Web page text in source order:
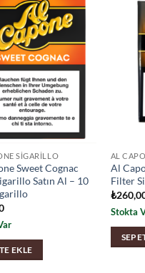
SIGARILLO
Sweet Cognac
Satın Al – 10
EKLE
AL
Al
Filter
₺
Stokta